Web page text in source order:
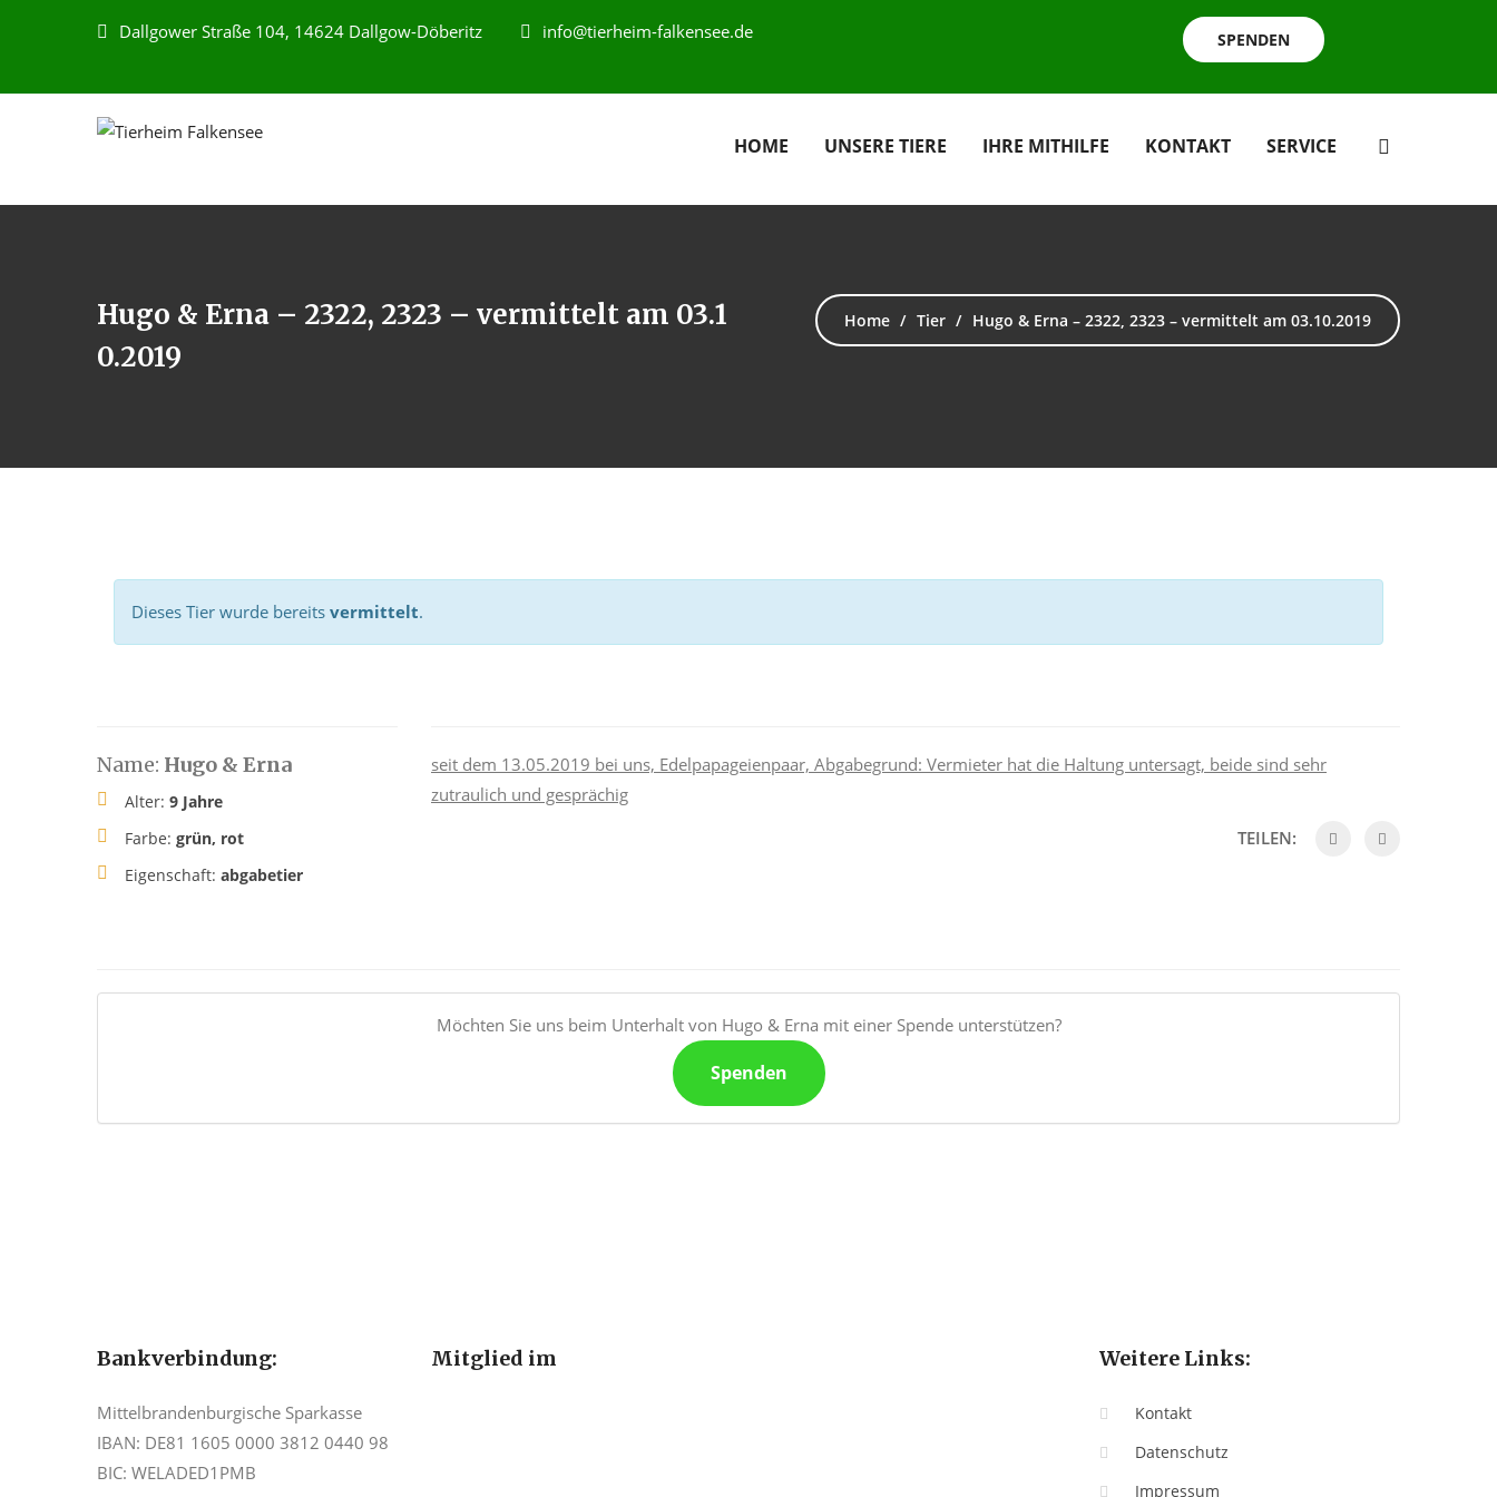
Dallgower Straße 104, 14624 Dallgow-Döberitz info@tierheim-falkensee.de SPENDEN
HOME UNSERE TIERE IHRE MITHILFE KONTAKT SERVICE
Hugo & Erna – 2322, 2323 – vermittelt am 03.1
0.2019
Home Tier Hugo & Erna – 2322, 2323 – vermittelt am 03.10.2019
Dieses Tier wurde bereits vermittelt.
Name: Hugo & Erna
Alter: 9 Jahre
Farbe: grün, rot
Eigenschaft: abgabetier
seit dem 13.05.2019 bei uns, Edelpapageienpaar, Abgabegrund: Vermieter hat die Haltung untersagt, beide sind sehr
zutraulich und gesprächig
TEILEN:
Möchten Sie uns beim Unterhalt von Hugo & Erna mit einer Spende unterstützen?
Spenden
Bankverbindung:
Mittelbrandenburgische Sparkasse
IBAN: DE81 1605 0000 3812 0440 98
BIC: WELADED1PMB
Mitglied im Weitere Links:
Kontakt
Datenschutz
Impressum